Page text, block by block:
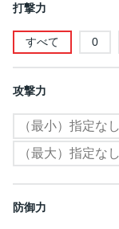
打撃力
すべて 0
攻撃力
防御力